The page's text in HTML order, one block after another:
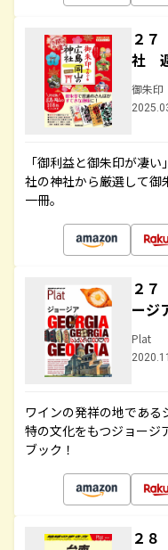
２
社
御朱印
「御利益と御朱印が凄
社の神社から厳選して御
一冊。
２
ージ
Plat
ワインの発祥の地である
特の文化をもつジョージ
ブック！
２